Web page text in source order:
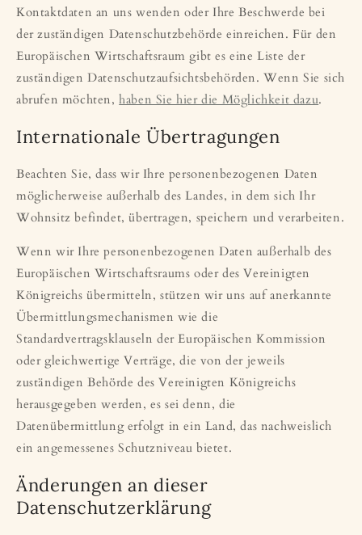
Kontaktdaten an uns wenden oder Ihre Beschwerde bei
der zuständigen Datenschutzbehörde einreichen. Für den
Europäischen Wirtschaftsraum gibt es eine Liste der
zuständigen Datenschutzaufsichtsbehörden. Wenn Sie sich
abrufen möchten,haben Sie hier die Möglichkeit dazu.
Internationale Übertragungen
Beachten Sie, dass wir Ihre personenbezogenen Daten
möglicherweise außerhalb des Landes, in dem sich Ihr
Wohnsitz befindet, übertragen, speichern und verarbeiten.
Wenn wir Ihre personenbezogenen Daten außerhalb des
Europäischen Wirtschaftsraums oder des Vereinigten
Königreichs übermitteln, stützen wir uns auf anerkannte
Übermittlungsmechanismen wie die
Standardvertragsklauseln der Europäischen Kommission
oder gleichwertige Verträge, die von der jeweils
zuständigen Behörde des Vereinigten Königreichs
herausgegeben werden, es sei denn, die
Datenübermittlung erfolgt in ein Land, das nachweislich
ein angemessenes Schutzniveau bietet.
Änderungen an dieser
Datenschutzerklärung